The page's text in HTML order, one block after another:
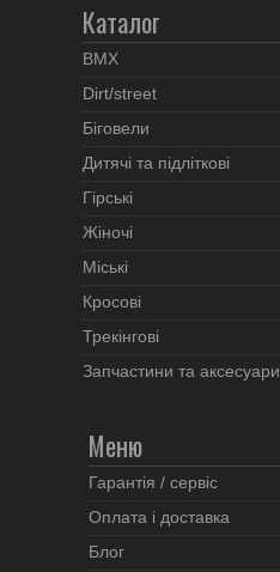
Каталог
BMX
Dirt/street
Біговели
Дитячі та підліткові
Гірські
Жіночі
Міські
Кросові
Трекінгові
Запчастини та аксесуари
Меню
Гарантія / сервіс
Оплата і доставка
Блог